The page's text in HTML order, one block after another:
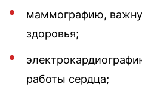
маммографию,
здоровья;
работы сердца;